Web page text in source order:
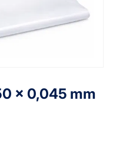
x 0,045 mm